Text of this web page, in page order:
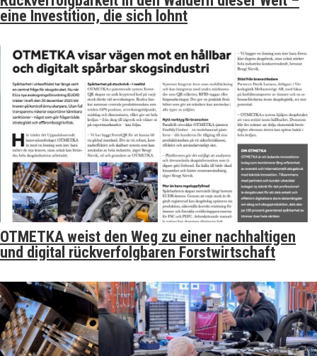
eine Investition, die sich lohnt
OTMETKA weist den Weg zu einer nachhaltigen
und digital rückverfolgbaren Forstwirtschaft